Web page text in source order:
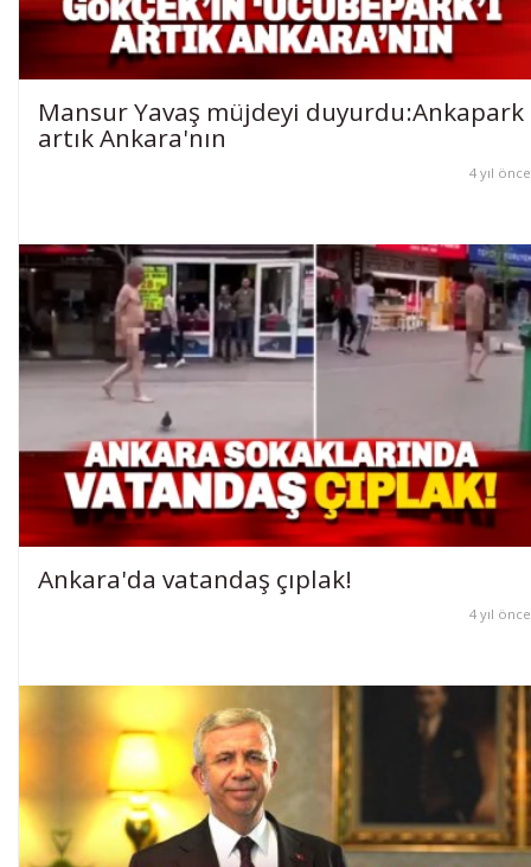
Mansur Yavaş müjdeyi duyurdu:Ankapark
artık Ankara'nın
4 yıl önce
Ankara'da vatandaş çıplak!
4 yıl önce